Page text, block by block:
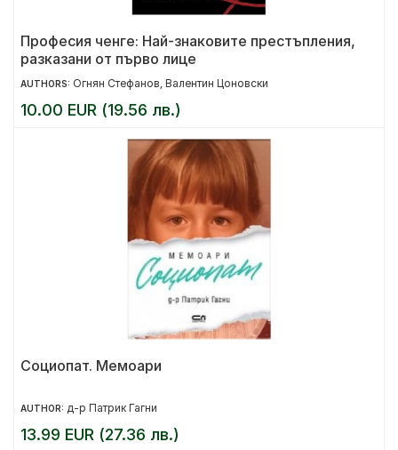
Професия ченге: Най-знаковите престъпления,
разказани от първо лице
AUTHORS: Огнян Стефанов Валентин Цоновски
10.00 EUR (19.56 лв.)
Социопат. Мемоари
AUTHOR: д-р Патрик Гагни
13.99 EUR (27.36 лв.)